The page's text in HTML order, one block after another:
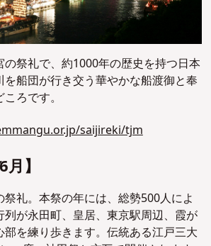
の祭礼で、約1000年の歴史を持つ日本
船団が行き交う華やかな船渡御と奉
ろです。
saijireki/tjm
】
礼。本祭の年には、総勢500人によ
列が永田町、皇居、東京駅周辺、霞が
を練り歩きます。伝統ある江戸三大